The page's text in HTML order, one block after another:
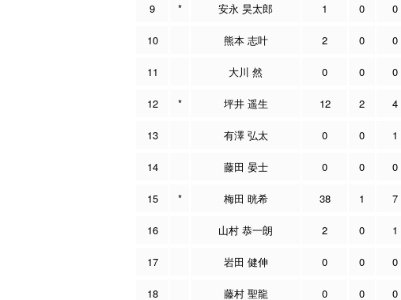
9 * 安永 昊太郎 1 0 0
10 熊本 志叶 2 0 0
11 大川 然 0 0 0
12 * 坪井 遥生 12 2 4
13 有澤 弘太 0 0 1
14 藤田 晏士 0 0 0
15 * 梅田 晄希 38 1 7
16 山村 恭一朗 2 0 1
17 岩田 健伸 0 0 0
18 藤村 聖龍 0 0 0